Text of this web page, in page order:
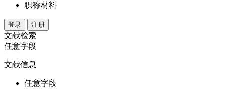
职称材料
登录 注册
文献检索
任意字段
文献信息
任意字段